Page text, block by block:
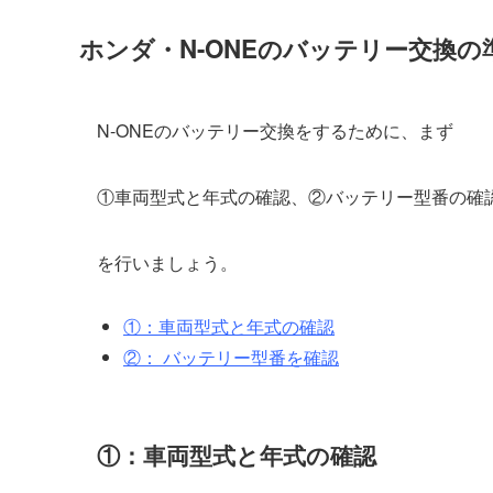
ホンダ・N-ONEのバッテリー交換の
N-ONEのバッテリー交換をするために、まず
①車両型式と年式の確認、②バッテリー型番の確
を行いましょう。
①：車両型式と年式の確認
②： バッテリー型番を確認
①：車両型式と年式の確認